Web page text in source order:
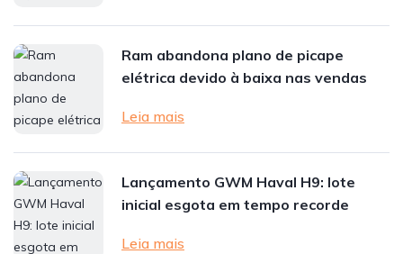
Ram abandona plano de picape
elétrica devido à baixa nas vendas
Leia mais
Lançamento GWM Haval H9: lote
inicial esgota em tempo recorde
Leia mais